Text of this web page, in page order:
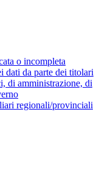
o incompleta
dati da parte dei titolari
di amministrazione, di
regionali/provinciali